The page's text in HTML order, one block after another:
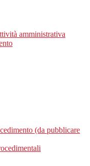
amministrativa
(da pubblicare